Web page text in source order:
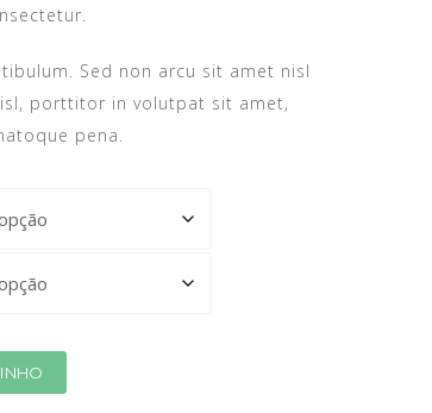
Sed non arcu sit amet nisl
porttitor in volutpat sit amet,
pena.